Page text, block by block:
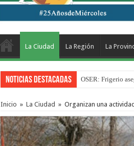
La Ciudad La Región La
Noticias Destacadas OSER: Frigerio
La Justicia
Inicio » La Ciudad » Organizan una